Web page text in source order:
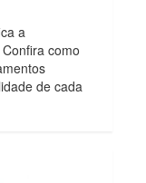
a
como
de cada